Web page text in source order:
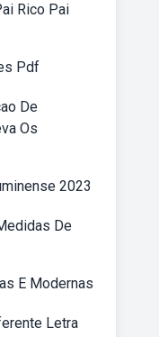
Rico Pai
Pdf
De
Os
2023
De
E Modernas
Letra